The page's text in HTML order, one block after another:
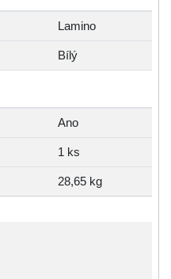
Lamino
Bílý
Ano
1 ks
28,65 kg